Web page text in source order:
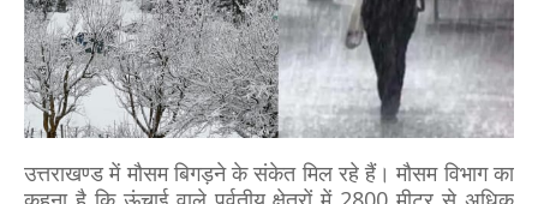
उत्तराखण्ड में मौसम बिगड़ने के संकेत मिल रहे हैं। मौसम विभाग का